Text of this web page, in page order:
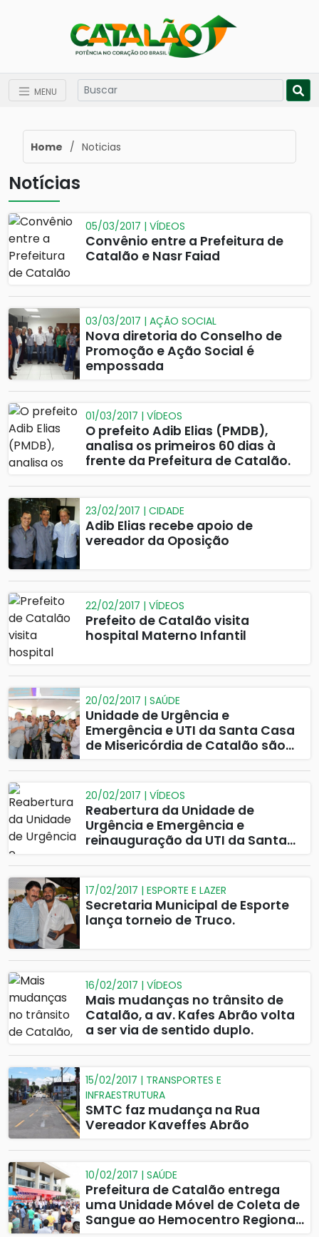
MENU
Home / Noticias
Notícias
05/03/2017 | VÍDEOS
Convênio entre a Prefeitura de
Catalão e Nasr Faiad
03/03/2017 | AÇÃO SOCIAL
Nova diretoria do Conselho de
Promoção e Ação Social é
empossada
01/03/2017 | VÍDEOS
O prefeito Adib Elias (PMDB),
analisa os primeiros 60 dias à
frente da Prefeitura de Catalão.
23/02/2017 | CIDADE
Adib Elias recebe apoio de
vereador da Oposição
22/02/2017 | VÍDEOS
Prefeito de Catalão visita
hospital Materno Infantil
20/02/2017 | SAÚDE
Unidade de Urgência e
Emergência e UTI da Santa Casa
de Misericórdia de Catalão são
20/02/2017 | VÍDEOS
Reabertura da Unidade de
Urgência e Emergência e
reinauguração da UTI da Santa
17/02/2017 | ESPORTE E LAZER
Secretaria Municipal de Esporte
lança torneio de Truco.
16/02/2017 | VÍDEOS
Mais mudanças no trânsito de
Catalão, a av. Kafes Abrão volta
a ser via de sentido duplo.
15/02/2017 | TRANSPORTES E
INFRAESTRUTURA
SMTC faz mudança na Rua
Vereador Kaveffes Abrão
10/02/2017 | SAÚDE
Prefeitura de Catalão entrega
uma Unidade Móvel de Coleta de
Sangue ao Hemocentro Regional